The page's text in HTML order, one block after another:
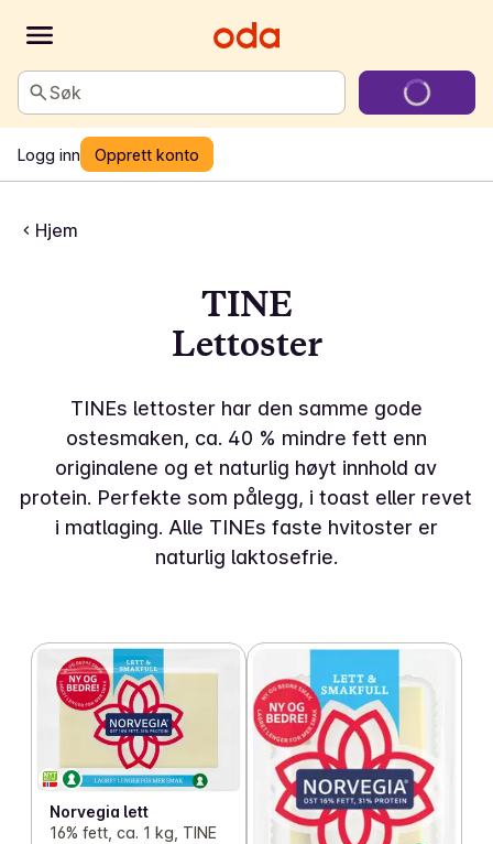
Søk
Logg inn Opprett konto
Hjem
TINE
Lettoster
TINEs lettoster har den samme gode
ostesmaken, ca. 40 % mindre fett enn
originalene og et naturlig høyt innhold av
protein. Perfekte som pålegg, i toast eller revet
i matlaging. Alle TINEs faste hvitoster er
naturlig laktosefrie.
Norvegia lett
16% fett, ca. 1 kg, TINE